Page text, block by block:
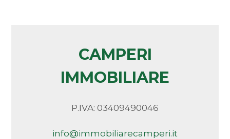
CAMPERI
IMMOBILIARE
P.IVA: 03409490046
info@immobiliarecamperi.it